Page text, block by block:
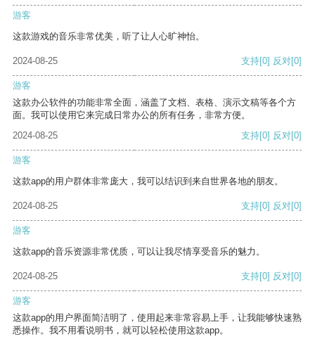
游客
这款游戏的音乐非常优美，听了让人心旷神怡。
2024-08-25 支持[0] 反对[0]
游客
这款办公软件的功能非常全面，涵盖了文档、表格、演示文稿等各个方
面。我可以使用它来完成日常办公的所有任务，非常方便。
2024-08-25
支持[0] 反对[0]
游客
这款app的用户群体非常庞大，我可以结识到来自世界各地的朋友。
2024-08-25 支持[0] 反对[0]
游客
这款app的音乐资源非常优质，可以让我尽情享受音乐的魅力。
2024-08-25 支持[0] 反对[0]
游客
这款app的用户界面简洁明了，使用起来非常容易上手，让我能够快速熟
悉操作。我不用看说明书，就可以轻松使用这款app。